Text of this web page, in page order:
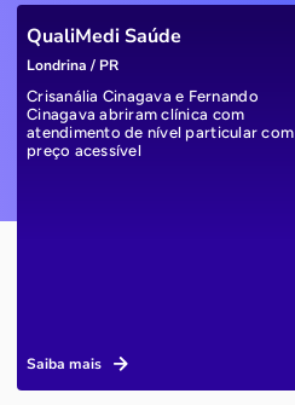
QualiMedi Saúde
Londrina / PR
Crisanália Cinagava e Fernando
Cinagava abriram clínica com
atendimento de nível particular com
preço acessível
Saiba mais